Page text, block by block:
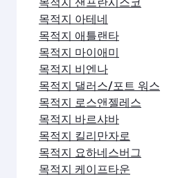
목적지 아테네
목적지 애틀랜타
목적지 마이애미
목적지 비엔나
목적지 댈러스/포트 워스
목적지 로스앤젤레스
목적지 바르샤바
목적지 킬리만자로
목적지 요하네스버그
목적지 케이프타운